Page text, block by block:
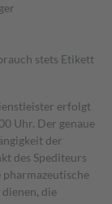
stets Etikett
erfolgt
Uhr. Der genaue
der
des Spediteurs
die